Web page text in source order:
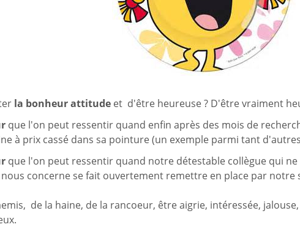
la bonheur attitude et d'être heureuse ? D'être vraiment
que l'on peut ressentir quand enfin après des mois de
à prix cassé dans sa pointure (un exemple parmi tant
que l'on peut ressentir quand notre détestable collègue qui
concerne se fait ouvertement remettre en place par notre
de la haine, de la rancoeur, être aigrie, intéressée,